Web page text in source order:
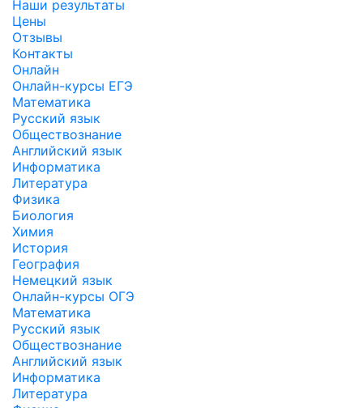
Наши результаты
Цены
Отзывы
Контакты
Онлайн
Онлайн-курсы ЕГЭ
Математика
Русский язык
Обществознание
Английский язык
Информатика
Литература
Физика
Биология
Химия
История
География
Немецкий язык
Онлайн-курсы ОГЭ
Математика
Русский язык
Обществознание
Английский язык
Информатика
Литература